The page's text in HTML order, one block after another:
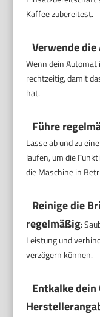
Kaffee zubereitest.
Verwende
Wenn dein
rechtzeitig, damit
hat.
Führe
Lasse ab und zu
laufen, um die
die Maschine in
Reinige die
regelmäßig:
Leistung und
verzögern können.
Entkalke